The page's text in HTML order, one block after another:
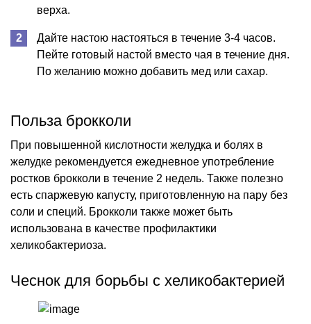
верха.
Дайте настою настояться в течение 3-4 часов.
Пейте готовый настой вместо чая в течение дня.
По желанию можно добавить мед или сахар.
Польза брокколи
При повышенной кислотности желудка и болях в
желудке рекомендуется ежедневное употребление
ростков брокколи в течение 2 недель. Также полезно
есть спаржевую капусту, приготовленную на пару без
соли и специй. Брокколи также может быть
использована в качестве профилактики
хеликобактериоза.
Чеснок для борьбы с хеликобактерией